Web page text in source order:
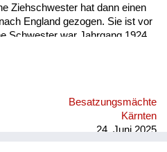
Ziehschwester hat dann einen
England gezogen. Sie ist vor
Schwester war Jahrgang 1924,
Besatzungsmächte
Kärnten
24. Juni 2025